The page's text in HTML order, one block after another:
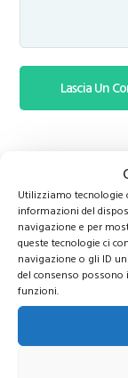
Utilizziamo tecnologie
informazioni del
navigazione e per
queste tecnologie ci
navigazione o gli ID
del consenso
funzioni.